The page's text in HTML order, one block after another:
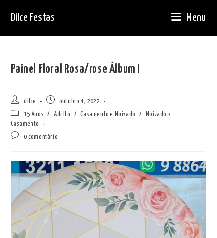
Dilce Festas Menu
Painel Floral Rosa/rose Álbum I
Autor
do
post:
dilce
Post
outubro 4, 2022
Categoria
do
post:
15 Anos / Adulto / Casamento e Noivado /
Noivado e
Casamento
Comentários
0 comentário